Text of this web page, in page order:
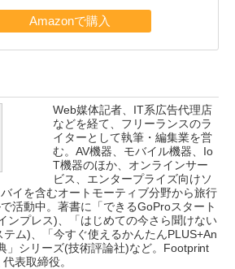
Web媒体記者、IT系広告代理店
などを経て、フリーランスのラ
イターとして執筆・編集業を営
む。AV機器、モバイル機器、Io
T機器のほか、オンラインサー
ビス、エンタープライズ向けソ
イを含むオートモーティブ分野から旅行
活動中。著書に「できるGoProスタート
ンプレス)、「はじめての今さら聞けない
ム)、「今すぐ使えるかんたんPLUS+An
」シリーズ(技術評論社)など。Footprint
表取締役。